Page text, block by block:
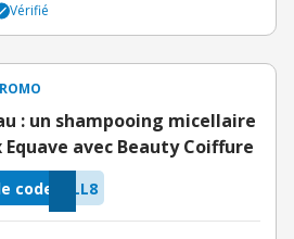
Vérifié
: un shampooing micellaire
Equave avec Beauty Coiffure
LL8
code